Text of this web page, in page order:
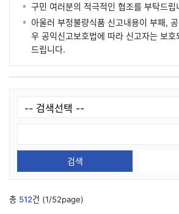
구민 여러분의 적극적인 협조를 부탁드립
아울러 부정불량식품 신고내용이 부패,
우 공익신고보호법에 따라 신고자는 보호
드립니다.
검색
총 512건 (1/52page)